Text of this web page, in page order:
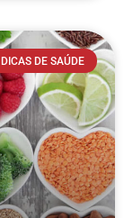
DICAS DE SAÚDE